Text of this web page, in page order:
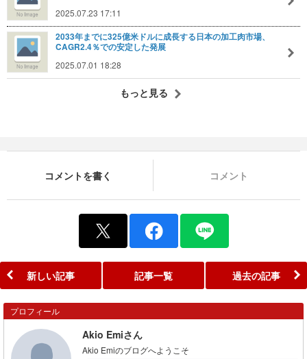
2025.07.23 17:11
2033年までに325億米ドルに成長する日本の加工肉市場、
CAGR2.4％での安定した発展
2025.07.01 18:28
もっと見る
コメントを書く コメント
新しい記事 記事一覧 過去の記事
プロフィール
Akio Emiさん
Akio Emiのブログへようこそ